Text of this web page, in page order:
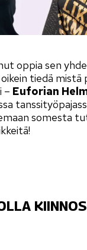
oppia sen
tiedä mistä
– Euforian
somesta